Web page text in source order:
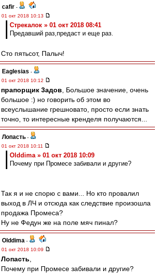
cafir -
01 окт 2018 10:13
Стрекалок » 01 окт 2018 08:41
Предавший раз,предаст и еще раз.
Сто пятьсот, Палыч!
Eaglesias -
01 окт 2018 10:12
прапорщик 3адoв , Большое значение, очень
большое :) но говорить об этом во
всеуслышание грешновато, просто если знать
точно, то интересные кренделя получаются...
Лопасть -
01 окт 2018 10:11
Olddima » 01 окт 2018 10:09
Почему при Промесе забивали и другие?
Так я и не спорю с вами... Но кто провалил
выход в ЛЧ и отсюда как следствие произошла
продажа Промеса?
Ну не Федун же на поле мяч пинал?
Olddima -
01 окт 2018 10:09
Лопасть
Почему при Промесе забивали и другие?